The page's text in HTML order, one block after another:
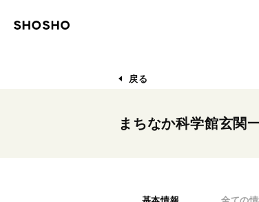
戻る
まちなか科学館玄